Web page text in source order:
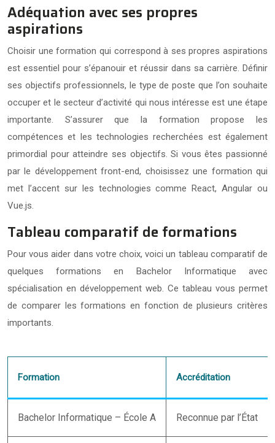
Adéquation avec ses propres
aspirations
Choisir une formation qui correspond à ses propres aspirations
est essentiel pour s’épanouir et réussir dans sa carrière. Définir
ses objectifs professionnels, le type de poste que l’on souhaite
occuper et le secteur d’activité qui nous intéresse est une étape
importante. S’assurer que la formation propose les
compétences et les technologies recherchées est également
primordial pour atteindre ses objectifs. Si vous êtes passionné
par le développement front-end, choisissez une formation qui
met l’accent sur les technologies comme React, Angular ou
Vue.js.
Tableau comparatif de formations
Pour vous aider dans votre choix, voici un tableau comparatif de
quelques formations en Bachelor Informatique avec
spécialisation en développement web. Ce tableau vous permet
de comparer les formations en fonction de plusieurs critères
importants.
Formation Accréditation
Bachelor Informatique – École A Reconnue par l’État